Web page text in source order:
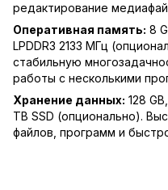
редактирование
Оперативная память: 8
LPDDR3 2133 МГц
стабильную
работы с несколькими
Хранение данных: 128
TB SSD (опционально).
файлов, программ и